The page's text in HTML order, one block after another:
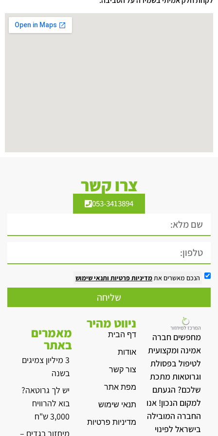
צרו קשר
053-3413894
הנכם מאשרים אתמדיניות פרטיות ותנאי שימוש
שליחה
מחפשים חברה
אמינה ומקצועית
לטיפול בפסולת
וגרוטאות מתכת
שלכם? הגעתם
למקום הנכון! אנו
החברה המובילה
בישראל לפינוי
ניווט מהיר
דף הבית
אודות
צור קשר
מפת אתר
תנאי שימוש
מדיניות פרטיות
מאמרים
באתר
3 מיליון צמיגים
בשנה
יש לך גרוטאה?
בוא להרוויח
3,000 ש"ח
מיחזור בגדים –